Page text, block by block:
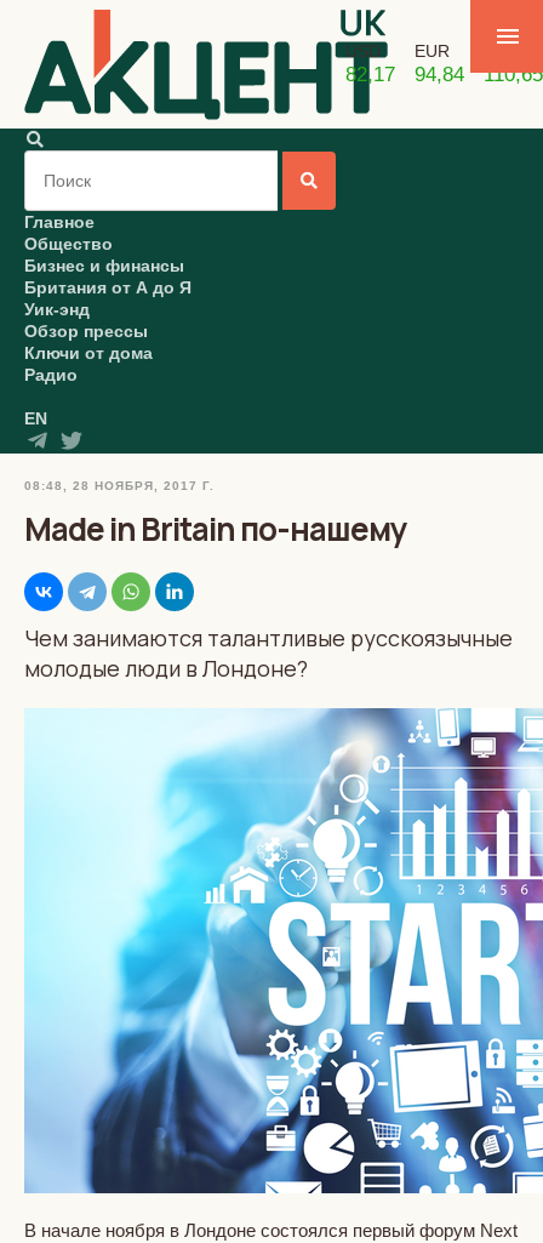
USD
82,17
EUR
94,84 110,65
Главное
Общество
Бизнес и финансы
Британия от А до Я
Уик-энд
Обзор прессы
Ключи от дома
Радио
EN
08:48, 28 НОЯБРЯ, 2017 Г.
Made in Britain по-нашему
Чем занимаются талантливые русскоязычные
молодые люди в Лондоне?
В начале ноября в Лондоне состоялся первый форум Next